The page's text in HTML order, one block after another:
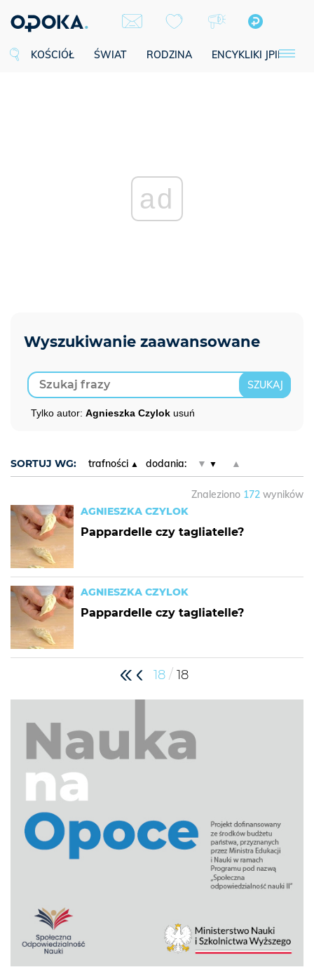
KOŚCIÓŁ ŚWIAT RODZINA ENCYKLIKI JPII
ad
Tylko autor: Agnieszka Czylok usuń
SORTUJ WG: trafności dodania: ▼ ▲
Znaleziono 172 wyników
AGNIESZKA CZYLOK
Pappardelle czy tagliatelle?
AGNIESZKA CZYLOK
Pappardelle czy tagliatelle?
18 / 18